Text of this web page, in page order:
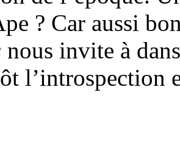
? Car aussi
nous invite à
l’introspection